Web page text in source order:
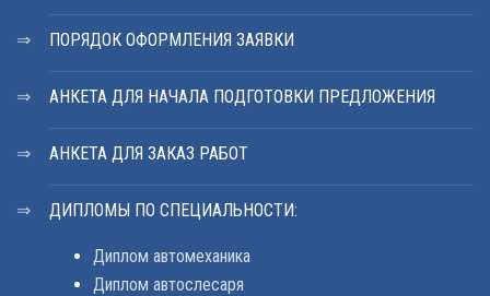
ПОРЯДОК ОФОРМЛЕНИЯ ЗАЯВКИ
АНКЕТА ДЛЯ НАЧАЛА ПОДГОТОВКИ ПРЕДЛОЖЕНИЯ
АНКЕТА ДЛЯ ЗАКАЗ РАБОТ
ДИПЛОМЫ ПО СПЕЦИАЛЬНОСТИ:
Диплом автомеханика
Диплом автослесаря